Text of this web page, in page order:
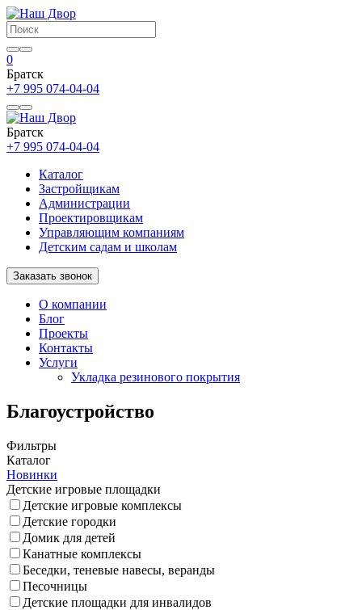
0
Братск
+7 995 074-04-04
Братск
+7 995 074-04-04
Каталог
Застройщикам
Администрации
Проектировщикам
Управляющим компаниям
Детским садам и школам
Заказать звонок
О компании
Блог
Проекты
Контакты
Услуги
Укладка резинового покрытия
Благоустройство
Фильтры
Каталог
Новинки
Детские игровые площадки
Детские игровые комплексы
Детские городки
Домик для детей
Канатные комплексы
Беседки, теневые навесы, веранды
Песочницы
Детские площадки для инвалидов